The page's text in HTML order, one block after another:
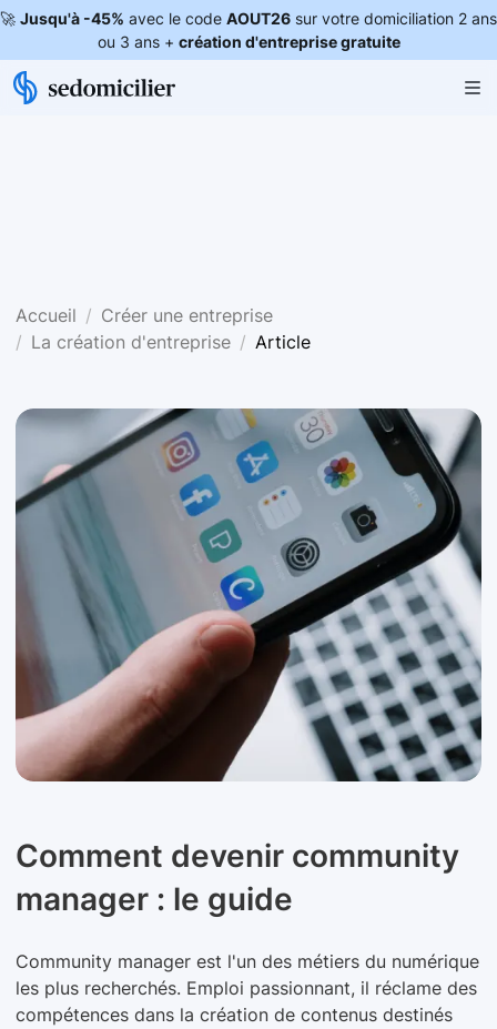
🚀 Jusqu'à -45% avec le code AOUT26 sur votre domiciliation 2 ans
ou 3 ans + création d'entreprise gratuite
Accueil
Créer une entreprise
La création d'entreprise
Article
Comment devenir community
manager : le guide
Community manager est l'un des métiers du numérique
les plus recherchés. Emploi passionnant, il réclame des
compétences dans la création de contenus destinés